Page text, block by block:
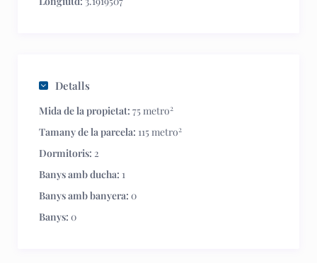
Detalls
Mida de la propietat: 75 metro2
Tamany de la parcela: 115 metro2
Dormitoris: 2
Banys amb ducha: 1
Banys amb banyera: 0
Banys: 0